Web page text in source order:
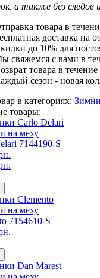
а также без следов
товара в
доставка на
до 10% для
свяжемся с вами в
товара в
сезон - новая
в категориях:
товары:
на меху
7144190-S
на меху
7154610-S